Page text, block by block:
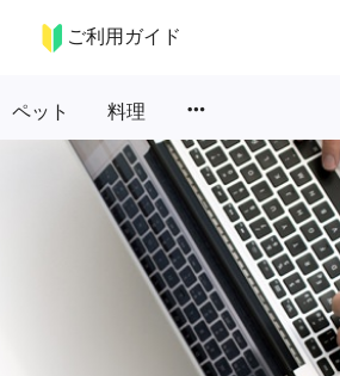
ご利用ガイド
ペット 料理 more_horiz